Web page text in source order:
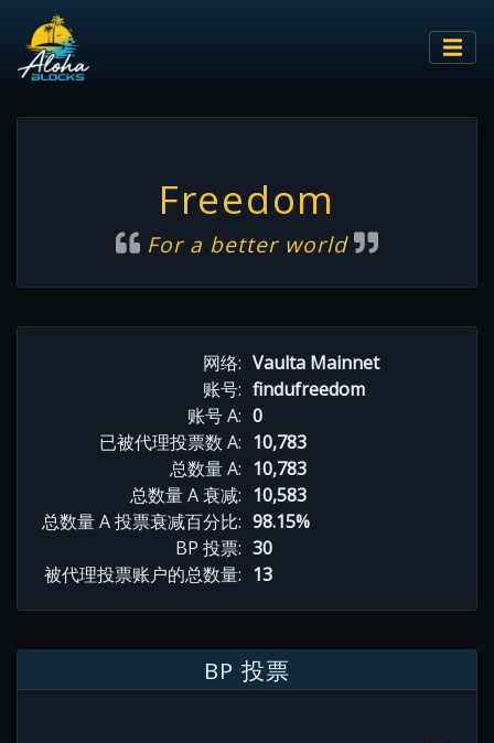
Freedom
For a better world
网络: Vaulta Mainnet
账号: findufreedom
账号 A: 0
已被代理投票数 A: 10,783
总数量 A: 10,783
总数量 A 衰减: 10,583
总数量 A 投票衰减百分比: 98.15%
BP 投票: 30
被代理投票账户的总数量: 13
BP 投票